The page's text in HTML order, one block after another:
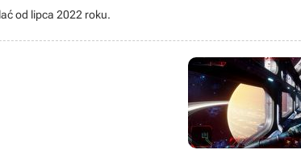
od lipca 2022 roku.